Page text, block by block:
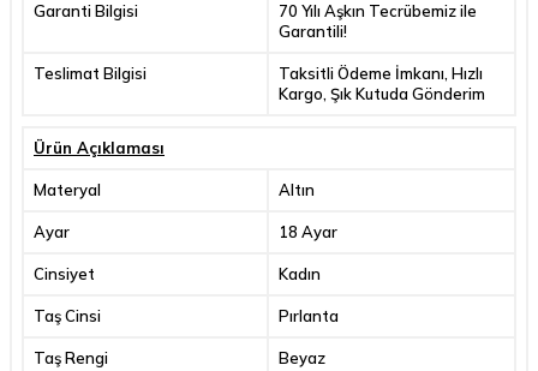
Garanti Bilgisi
70 Yılı Aşkın Tecrübemiz ile
Garantili!
Teslimat Bilgisi
Taksitli Ödeme İmkanı, Hızlı
Kargo, Şık Kutuda Gönderim
Ürün Açıklaması
Materyal Altın
Ayar 18 Ayar
Cinsiyet Kadın
Taş Cinsi Pırlanta
Taş Rengi Beyaz